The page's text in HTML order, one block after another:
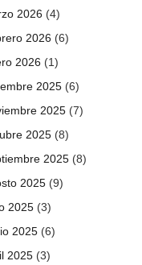
2026 (4)
2026 (6)
2026 (1)
2025 (6)
2025 (7)
2025 (8)
2025 (8)
2025 (9)
2025 (3)
2025 (6)
2025 (3)